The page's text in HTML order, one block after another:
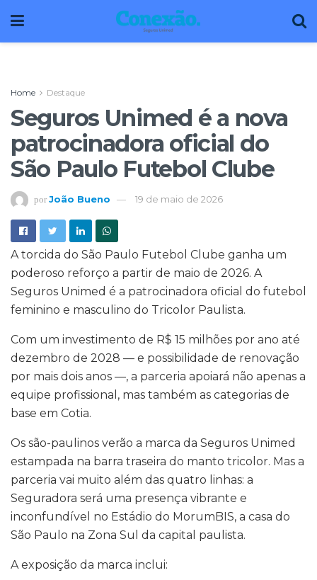
Home Destaque
Seguros Unimed é a nova
patrocinadora oficial do
São Paulo Futebol Clube
por João Bueno 19 de maio de 2026
A torcida do São Paulo Futebol Clube ganha um
poderoso reforço a partir de maio de 2026. A
Seguros Unimed é a patrocinadora oficial do futebol
feminino e masculino do Tricolor Paulista.
Com um investimento de R$ 15 milhões por ano até
dezembro de 2028 — e possibilidade de renovação
por mais dois anos —, a parceria apoiará não apenas a
equipe profissional, mas também as categorias de
base em Cotia.
Os são-paulinos verão a marca da Seguros Unimed
estampada na barra traseira do manto tricolor. Mas a
parceria vai muito além das quatro linhas: a
Seguradora será uma presença vibrante e
inconfundível no Estádio do MorumBIS, a casa do
São Paulo na Zona Sul da capital paulista.
A exposição da marca inclui: